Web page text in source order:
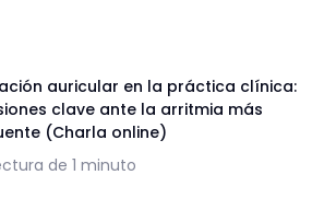
auricular en la práctica clínica:
clave ante la arritmia más
(Charla online)
de 1 minuto